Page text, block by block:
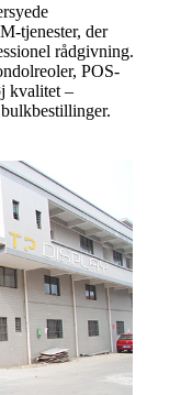
tjenester, der
rådgivning.
POS-
kvalitet –